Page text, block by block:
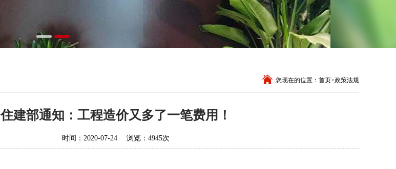
您现在的位置： 首页>政策法规
住建部通知：工程造价又多了一笔费用！
时间：2020-07-24 浏览：4945次